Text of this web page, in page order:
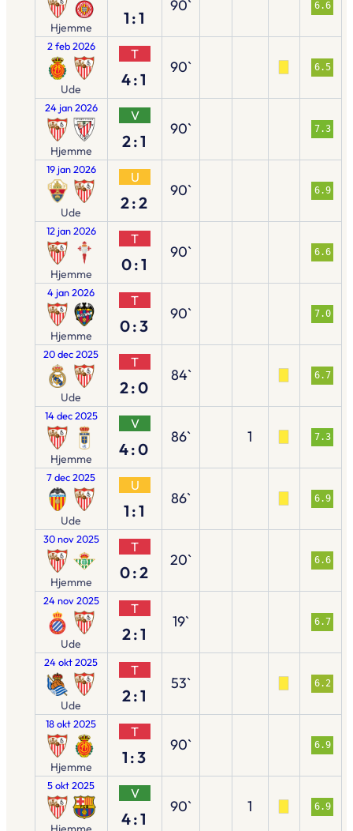
Hjemme 1:1
90` 6.6
2 feb 2026
Ude
T
4:1
90` 6.5
24 jan 2026
Hjemme
V
2:1
90` 7.3
19 jan 2026
Ude
U
2:2
90` 6.9
12 jan 2026
Hjemme
T
0:1
90` 6.6
4 jan 2026
Hjemme
T
0:3
90` 7.0
20 dec 2025
Ude
T
2:0
84` 6.7
14 dec 2025
Hjemme
V
4:0
86` 1 7.3
7 dec 2025
Ude
U
1:1
86` 6.9
30 nov 2025
Hjemme
T
0:2
20` 6.6
24 nov 2025
Ude
T
2:1
19` 6.7
24 okt 2025
Ude
T
2:1
53` 6.2
18 okt 2025
Hjemme
T
1:3
90` 6.9
5 okt 2025 V
4:1
90` 1 6.9